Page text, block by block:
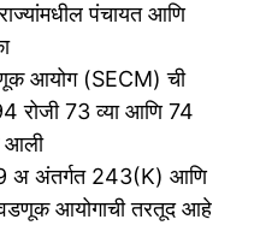
पंचायत आणि
आयोग (SECM) ची
रोजी 73 व्या आणि 74
आली
9 अ अंतर्गत 243(K) आणि
आयोगाची तरतूद आहे